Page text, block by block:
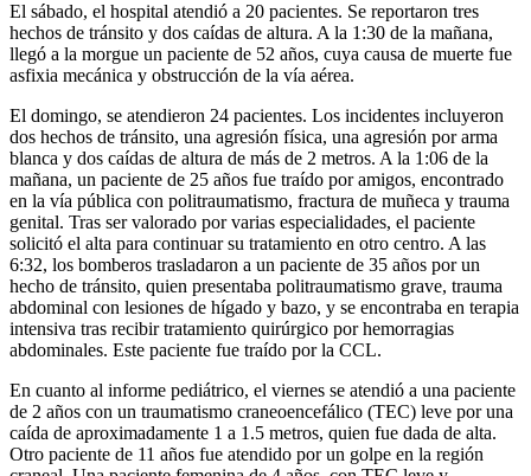
El sábado, el hospital atendió a 20 pacientes. Se reportaron tres
hechos de tránsito y dos caídas de altura. A la 1:30 de la mañana,
llegó a la morgue un paciente de 52 años, cuya causa de muerte fue
asfixia mecánica y obstrucción de la vía aérea.
El domingo, se atendieron 24 pacientes. Los incidentes incluyeron
dos hechos de tránsito, una agresión física, una agresión por arma
blanca y dos caídas de altura de más de 2 metros. A la 1:06 de la
mañana, un paciente de 25 años fue traído por amigos, encontrado
en la vía pública con politraumatismo, fractura de muñeca y trauma
genital. Tras ser valorado por varias especialidades, el paciente
solicitó el alta para continuar su tratamiento en otro centro. A las
6:32, los bomberos trasladaron a un paciente de 35 años por un
hecho de tránsito, quien presentaba politraumatismo grave, trauma
abdominal con lesiones de hígado y bazo, y se encontraba en terapia
intensiva tras recibir tratamiento quirúrgico por hemorragias
abdominales. Este paciente fue traído por la CCL.
En cuanto al informe pediátrico, el viernes se atendió a una paciente
de 2 años con un traumatismo craneoencefálico (TEC) leve por una
caída de aproximadamente 1 a 1.5 metros, quien fue dada de alta.
Otro paciente de 11 años fue atendido por un golpe en la región